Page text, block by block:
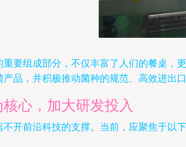
要组成部分，不仅丰富了人们的餐桌，
品，并积极推动菌种的规范、高效进出
心，加大研发投入
开前沿科技的支撑。当前，应聚焦于以下